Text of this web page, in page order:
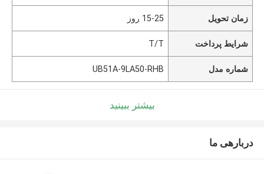
زمان تحویل 15-25 روز
شرایط پرداخت T/T
شماره مدل UB51A-9LA50-RHB
بیشتر ببینید
دربارهی ما